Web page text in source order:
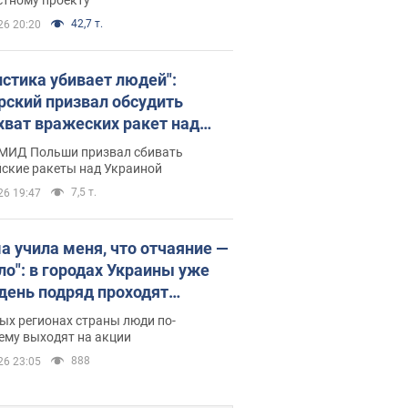
20:20 42,7 т.
убивает людей":
призвал обсудить
вражеских ракет над
Польши призвал сбивать
ракеты над Украиной
19:47 7,5 т.
учила меня, что отчаяние —
в городах Украины уже
подряд проходят
митинги за
Федорова. Фото и
регионах страны люди по-
выходят на акции
23:05 888